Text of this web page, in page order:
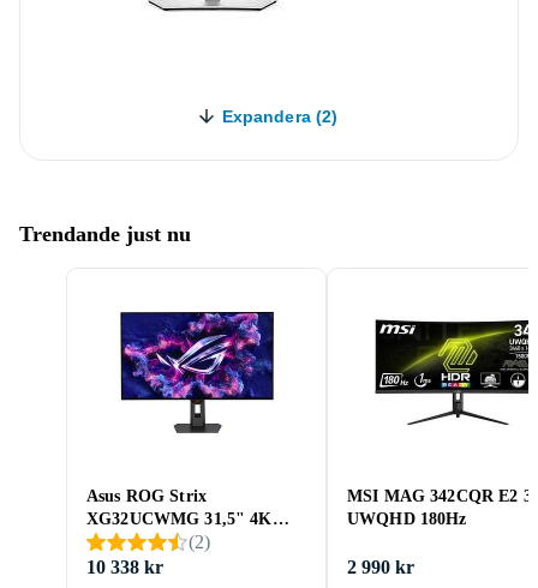
Expandera (2)
Trendande just nu
Asus ROG Strix
XG32UCWMG 31,5" 4K
Ultra HD OLED
(2)
10 338 kr
MSI MAG 342CQR E2
UWQHD 180Hz
2 990 kr